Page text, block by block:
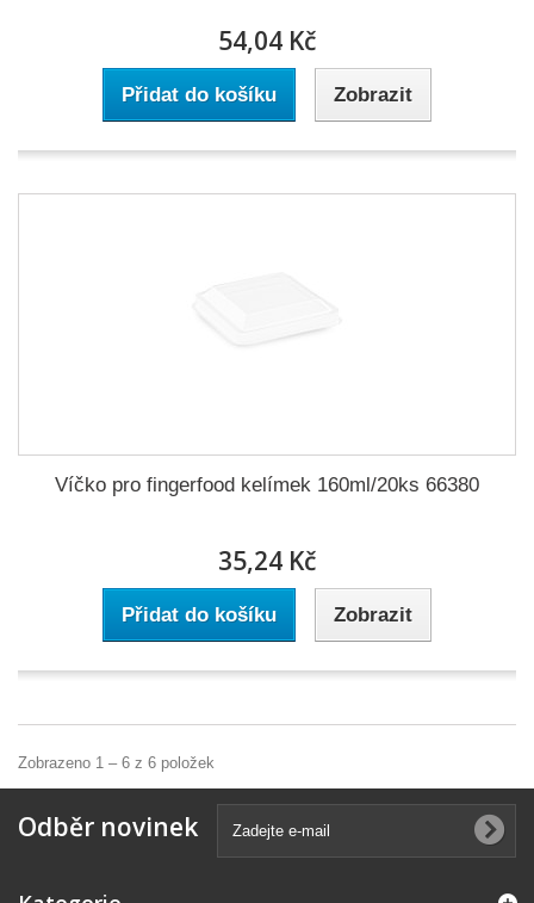
54,04 Kč
Přidat do košíku Zobrazit
Víčko pro fingerfood kelímek 160ml/20ks 66380
35,24 Kč
Přidat do košíku Zobrazit
Zobrazeno 1 – 6 z 6 položek
Odběr novinek